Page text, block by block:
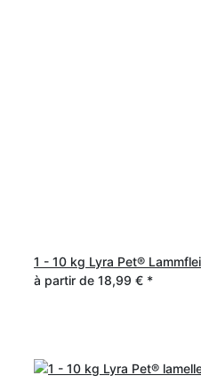
1 - 10 kg Lyra Pet®
à partir de 18,99 € *